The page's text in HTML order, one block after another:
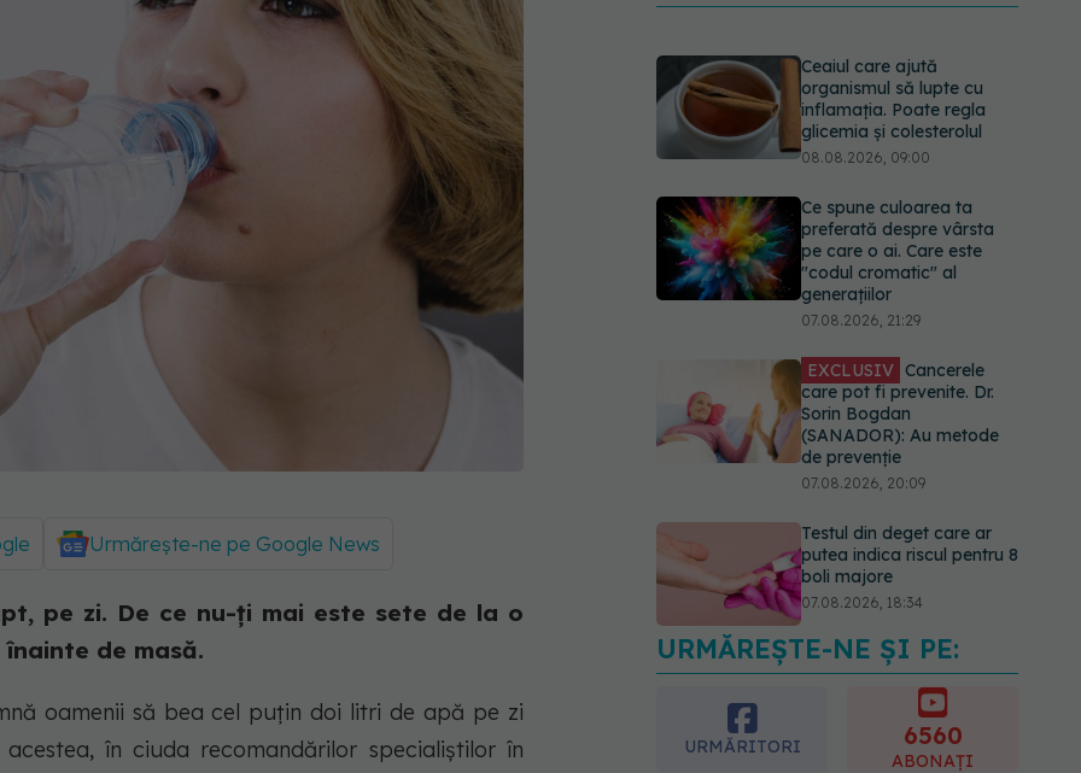
Urmărește-ne pe Google News
pe zi. De ce nu-ți mai este sete de la o
de masă.
oamenii să bea cel puțin doi litri de apă pe zi
în ciuda recomandărilor specialiștilor în
Ceaiul care ajută
organismul să lupte cu
inflamația. Poate regla
glicemia și colesterolul
08.08.2026, 09:00
Ce spune culoarea ta
preferată despre vârsta
pe care o ai. Care este
"codul cromatic" al
generațiilor
07.08.2026, 21:29
EXCLUSIV Cancerele
care pot fi prevenite. Dr.
Sorin Bogdan
(SANADOR): Au metode
de prevenție
07.08.2026, 20:09
Testul din deget care ar
putea indica riscul pentru 8
boli majore
07.08.2026, 18:34
Fereastra alimentară de
opt ore ar putea ajuta
creierul femeilor de peste
08.08.2026, 10:00
URMĂREȘTE-NE ȘI PE:
URMĂRITORI 6560
ABONAȚI